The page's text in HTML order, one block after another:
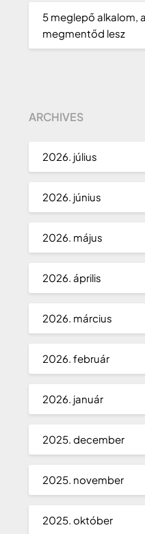
5 meglepő alkalom,
megmentőd lesz
ARCHIVES
2026. július
2026. június
2026. május
2026. április
2026. március
2026. február
2026. január
2025. december
2025. november
2025. október